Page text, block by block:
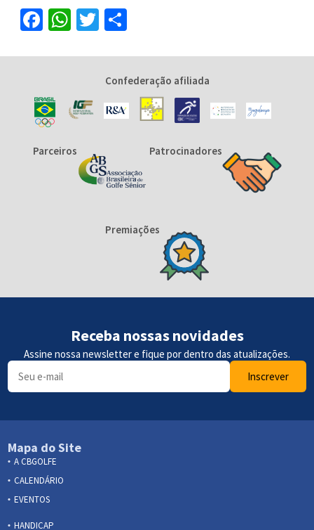
Facebook
WhatsApp
Twitter
Confederação afiliada
Parceiros Patrocinadores
Premiações
Receba nossas novidades
Assine nossa newsletter e fique por dentro das atualizações.
Inscrever
Mapa do Site
A CBGOLFE
CALENDÁRIO
EVENTOS
HANDICAP